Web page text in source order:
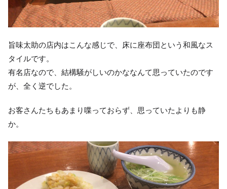
旨味太助の店内はこんな感じで、床に座布団という和風なス
タイルです。
有名店なので、結構騒がしいのかななんて思っていたのです
が、全く逆でした。
お客さんたちもあまり喋っておらず、思っていたよりも静
か。